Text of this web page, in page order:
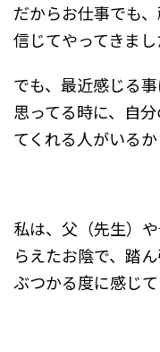
だからお仕事でも
信じてやってきまし
でも、最近感じる
思ってる時に、自
てくれる人がいる
私は、父（先生）
らえたお陰で、踏
ぶつかる度に感じて